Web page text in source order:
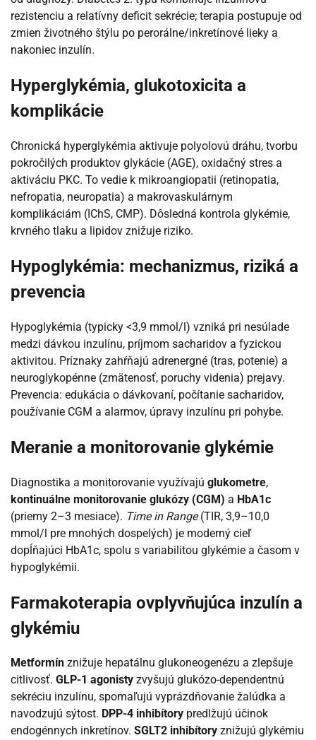
rezistenciu a relatívny deficit sekrécie; terapia postupuje od
zmien životného štýlu po perorálne/inkretínové lieky a
nakoniec inzulín.
Hyperglykémia, glukotoxicita a
komplikácie
Chronická hyperglykémia aktivuje polyolovú dráhu, tvorbu
pokročilých produktov glykácie (AGE), oxidačný stres a
aktiváciu PKC. To vedie k mikroangiopatii (retinopatia,
nefropatia, neuropatia) a makrovaskulárnym
komplikáciám (IChS, CMP). Dôsledná kontrola glykémie,
krvného tlaku a lipidov znižuje riziko.
Hypoglykémia: mechanizmus, riziká a
prevencia
Hypoglykémia (typicky <3,9 mmol/l) vzniká pri nesúlade
medzi dávkou inzulínu, príjmom sacharidov a fyzickou
aktivitou. Príznaky zahŕňajú adrenergné (tras, potenie) a
neuroglykopénne (zmätenosť, poruchy videnia) prejavy.
Prevencia: edukácia o dávkovaní, počítanie sacharidov,
používanie CGM a alarmov, úpravy inzulínu pri pohybe.
Meranie a monitorovanie glykémie
Diagnostika a monitorovanie využívajú glukometre,
kontinuálne monitorovanie glukózy (CGM) a HbA1c
(priemy 2–3 mesiace). Time in Range(TIR, 3,9–10,0
mmol/l pre mnohých dospelých) je moderný cieľ
dopĺňajúci HbA1c, spolu s variabilitou glykémie a časom v
hypoglykémii.
Farmakoterapia ovplyvňujúca inzulín a
glykémiu
Metformín znižuje hepatálnu glukoneogenézu a zlepšuje
citlivosť. GLP-1 agonisty zvyšujú glukózo-dependentnú
sekréciu inzulínu, spomaľujú vyprázdňovanie žalúdka a
navodzujú sýtost. DPP-4 inhibítory predlžujú účinok
endogénnych inkretínov. SGLT2 inhibítory znižujú glykémiu